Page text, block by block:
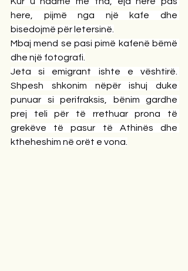
here, pijmë nga një kafe dhe
bisedojmë për letersinë.
Mbaj mend se pasi pimë kafenë bëmë
dhe një fotografi.
Jeta si emigrant ishte e vështirë.
Shpesh shkonim nëpër ishuj duke
punuar si perifraksis, bënim gardhe
prej teli për të rrethuar prona të
grekëve të pasur të Athinës dhe
ktheheshim në orët e vona.